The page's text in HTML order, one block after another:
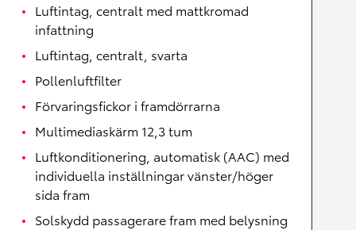
Luftintag, centralt med mattkromad
infattning
Luftintag, centralt, svarta
Pollenluftfilter
Förvaringsfickor i framdörrarna
Multimediaskärm 12,3 tum
Luftkonditionering, automatisk (AAC) med
individuella inställningar vänster/höger
sida fram
Solskydd passagerare fram med belysning